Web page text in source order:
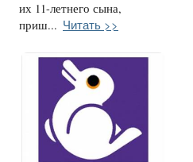
их 11-летнего сына,
приш... Читать >>